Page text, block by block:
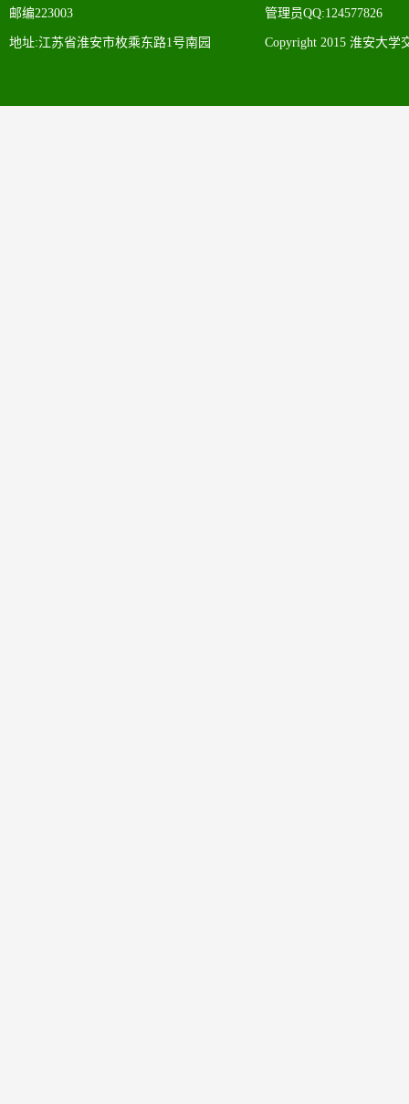
邮编223003
地址:江苏省淮安市枚乘东路1号南园
管理员QQ:124577826
Copyright 2015 淮安大学